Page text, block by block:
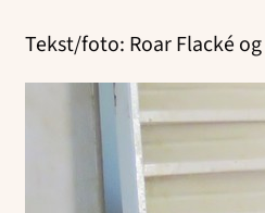
innhold
Tekst/foto: Roar Flacké